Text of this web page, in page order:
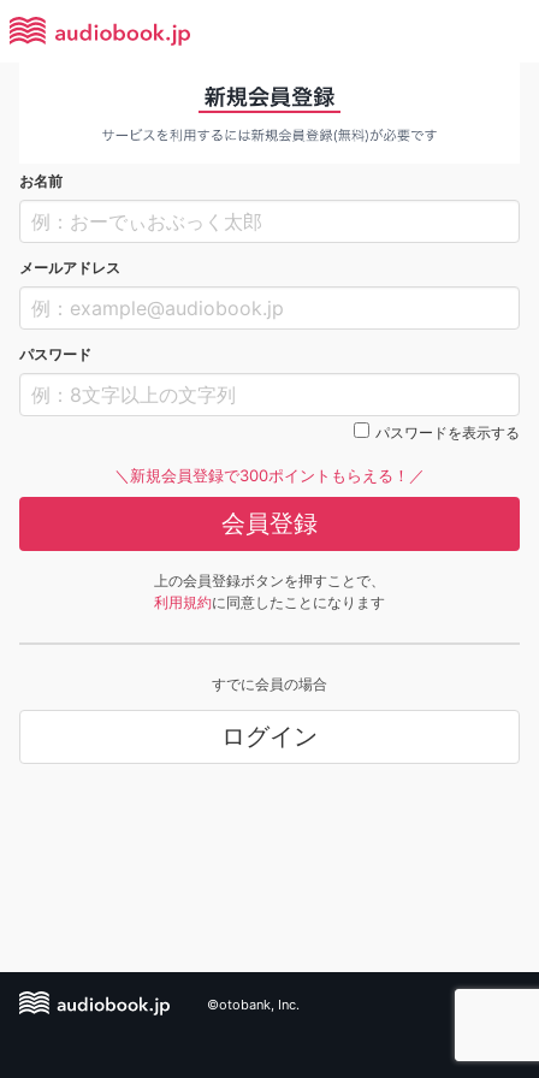
お名前
メールアドレス
パスワード
パスワードを表示する
＼新規会員登録で300ポイントもらえる！／
会員登録
上の会員登録ボタンを押すことで、
利用規約に同意したことになります
すでに会員の場合
ログイン
©otobank, Inc.